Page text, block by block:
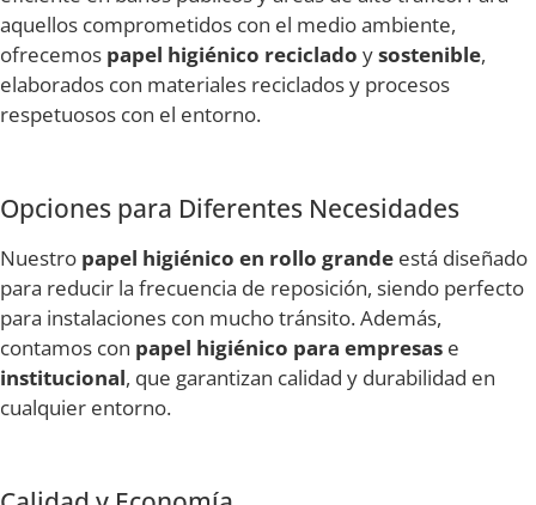
aquellos comprometidos con el medio ambiente,
ofrecemos papel higiénico reciclado ysostenible,
elaborados con materiales reciclados y procesos
respetuosos con el entorno.
Opciones para Diferentes Necesidades
Nuestro papel higiénico en rollo grande está diseñado
para reducir la frecuencia de reposición, siendo perfecto
para instalaciones con mucho tránsito. Además,
contamos con papel higiénico para empresas e
institucional, que garantizan calidad y durabilidad en
cualquier entorno.